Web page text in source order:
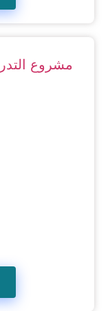
مشروع